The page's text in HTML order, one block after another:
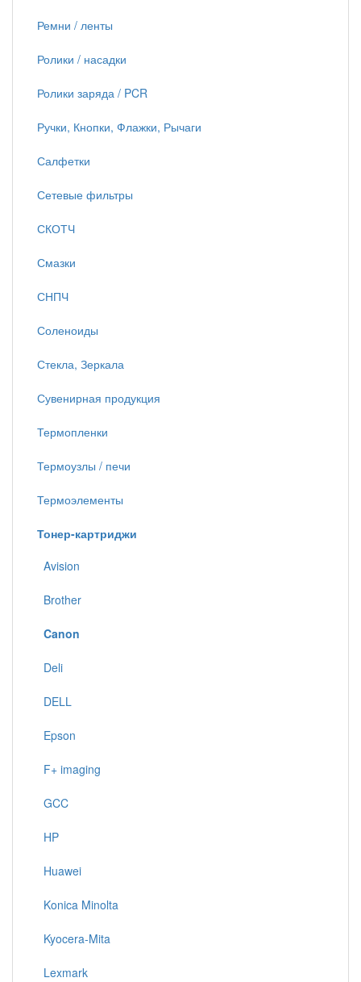
Ремни / ленты
Ролики / насадки
Ролики заряда / PCR
Ручки, Кнопки, Флажки, Рычаги
Салфетки
Сетевые фильтры
СКОТЧ
Смазки
СНПЧ
Соленоиды
Стекла, Зеркала
Сувенирная продукция
Термопленки
Термоузлы / печи
Термоэлементы
Тонер-картриджи
Avision
Brother
Canon
Deli
DELL
Epson
F+ imaging
GCC
HP
Huawei
Konica Minolta
Kyocera-Mita
Lexmark